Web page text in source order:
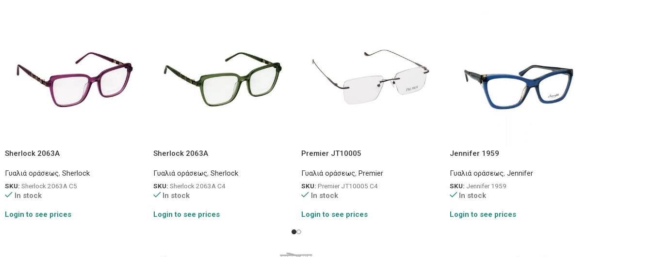
Sherlock 2063A
Γυαλιά οράσεως, Sherlock
SKU: Sherlock 2063A C5
In stock
Login to see prices
Sherlock 2063A
Γυαλιά οράσεως, Sherlock
SKU: Sherlock 2063A C4
In stock
Login to see prices
Premier JT10005
Γυαλιά οράσεως, Premier
SKU: Premier JT10005 C4
In stock
Login to see prices
Jennifer 1959
Γυαλιά οράσεως, Jennifer
SKU: Jennifer 1959
In stock
Login to see prices